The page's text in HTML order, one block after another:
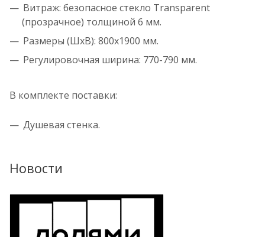
Витраж: безопасное стекло Transparent
(прозрачное) толщиной 6 мм.
Размеры (ШхВ): 800х1900 мм.
Регулировочная ширина: 770-790 мм.
В комплекте поставки:
Душевая стенка.
Новости